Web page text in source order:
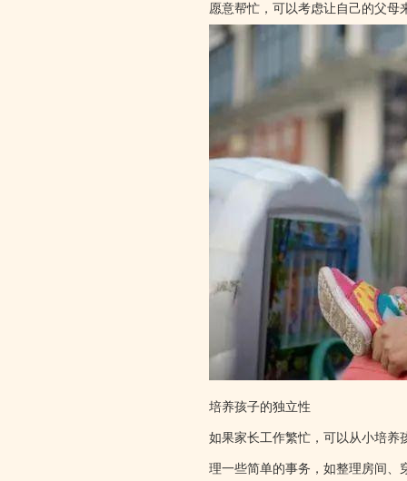
愿意帮忙，可以考虑让自己的父母
培养孩子的独立性
如果家长工作繁忙，可以从小培养
理一些简单的事务，如整理房间、